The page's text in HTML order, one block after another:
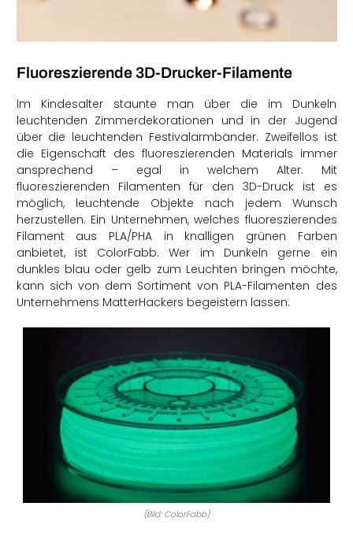
Fluoreszierende 3D-Drucker-Filamente
Im Kindesalter staunte man über die im Dunkeln
leuchtenden Zimmerdekorationen und in der Jugend
über die leuchtenden Festivalarmbänder. Zweifellos ist
die Eigenschaft des fluoreszierenden Materials immer
ansprechend – egal in welchem Alter. Mit
fluoreszierenden Filamenten für den 3D-Druck ist es
möglich, leuchtende Objekte nach jedem Wunsch
herzustellen. Ein Unternehmen, welches fluoreszierendes
Filament aus PLA/PHA in knalligen grünen Farben
anbietet, ist ColorFabb. Wer im Dunkeln gerne ein
dunkles blau oder gelb zum Leuchten bringen möchte,
kann sich von dem Sortiment von PLA-Filamenten des
Unternehmens MatterHackers begeistern lassen.
(Bild: ColorFabb)